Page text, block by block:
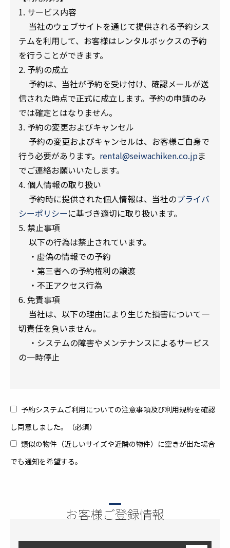
1. サービス内容
当社のウェブサイトを通じて提供される予約シス
テムを利用して、お客様はレンタルボックスの予約
を行うことができます。
2. 予約の成立
予約は、当社が予約を受け付け、確認メールが送
信された時点で正式に成立します。予約の申請のみ
では確定とはなりません。
3. 予約の変更およびキャンセル
予約の変更およびキャンセルは、お客様ご自身で
行う必要があります。 rental@seiwachiken.co.jpま
でご連絡お願いいたします。
4. 個人情報の取り扱い
予約時に提供された個人情報は、当社のプライバ
シーポリシーに基づき適切に取り扱います。
5. 禁止事項
以下の行為は禁止されています。
・虚偽の情報での予約
・第三者への予約権利の譲渡
・不正アクセス行為
6. 免責事項
当社は、以下の理由により生じた損害について一
切責任を負いません。
・システムの障害やメンテナンスによるサービス
の一時停止
予約システムご利用についての注意事項及び利用規約を確認
し同意しました。（必須）
類似の物件（近しいサイズや近隣の物件）に空きが出た場合
でも通知を希望する。
お客様ご登録情報